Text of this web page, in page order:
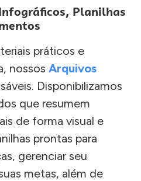
Planilhas
práticos e
nossos Arquivos
Disponibilizamos
que resumem
de forma visual e
prontas para
gerenciar seu
metas, além de